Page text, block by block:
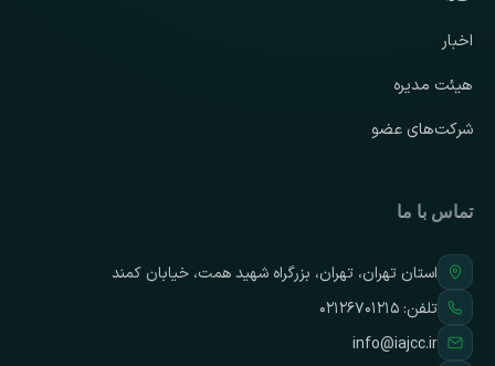
اخبار
هیئت مدیره
شرکت‌های عضو
تماس با ما
استان تهران، تهران، بزرگراه شهید همت، خیابان کمند
تلفن: ۰۲۱۲۶۷۰۱۲۱۵
info@iajcc.ir